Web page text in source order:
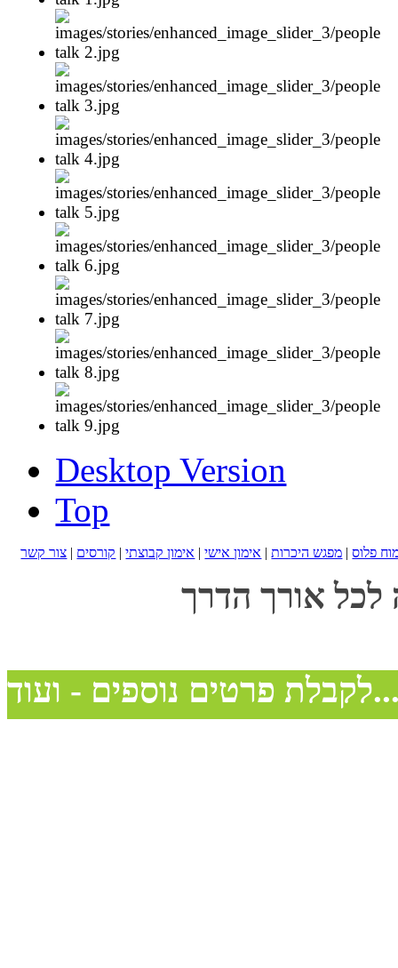
Desktop Version
Top
פלוס| מפגש היכרות| אימון אישי| אימון קבוצתי| קורסים | צור קשר
לכל אורך הדרך
נוספים - ועוד...